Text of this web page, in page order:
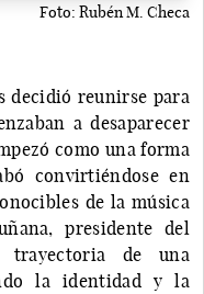
Foto: Rubén M. Checa
decidió reunirse para
a desaparecer
como una forma
convirtiéndose en
de la música
presidente del
trayectoria de una
la identidad y la